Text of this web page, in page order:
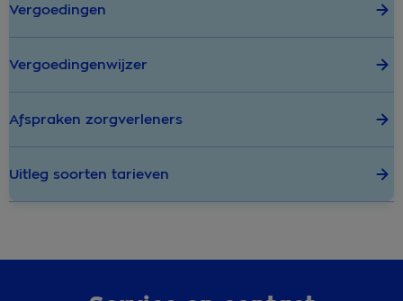
Vergoedingen
Vergoedingenwijzer
Afspraken zorgverleners
Uitleg soorten tarieven